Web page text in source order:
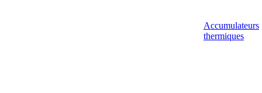
Accumulateurs
thermiques